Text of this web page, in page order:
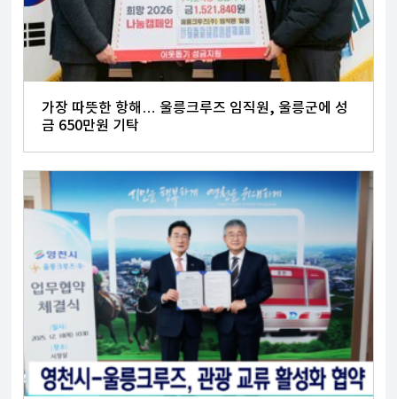
가장 따뜻한 항해… 울릉크루즈 임직원, 울릉군에 성
금 650만원 기탁